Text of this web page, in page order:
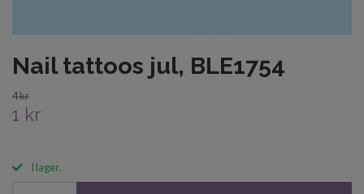
Nail tattoos jul, BLE1754
4 kr
1 kr
I lager.